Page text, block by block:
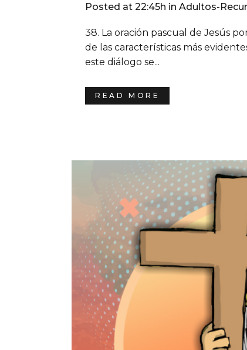
Posted at 22:45h in Adultos-
38. La oración pascual de Jesús
de las características más
este diálogo se...
READ MORE